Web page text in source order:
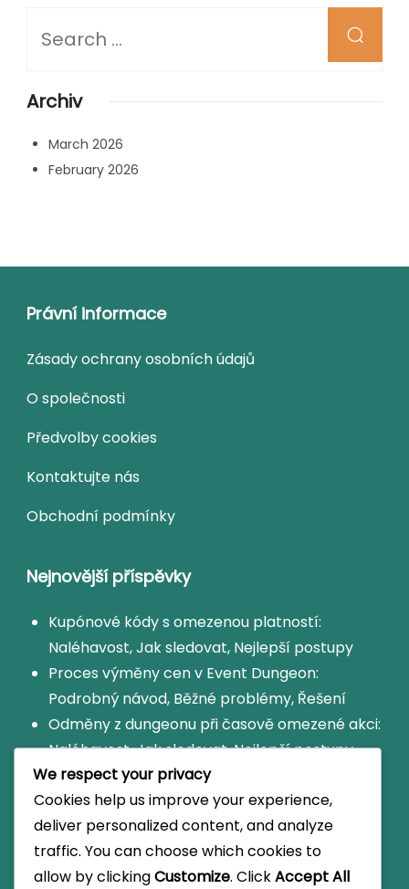
for
Archiv
March 2026
February 2026
Právní informace
Zásady ochrany osobních údajů
O společnosti
Předvolby cookies
Kontaktujte nás
Obchodní podmínky
Nejnovější příspěvky
Kupónové kódy s omezenou platností:
Naléhavost, Jak sledovat, Nejlepší postupy
Proces výměny cen v Event Dungeon:
Podrobný návod, Běžné problémy, Řešení
Odměny z dungeonu při časově omezené akci:
Naléhavost, Jak sledovat, Nejlepší postupy
Kódy kupónů pro herní akce: Požadavky na
účast, Odměny, Expirace
Kalendář odměn pro Dungeony: Sledování
odměn, Plánování, Připomínky
We respect your privacy
Cookies help us improve your experience,
deliver personalized content, and analyze
traffic. You can choose which cookies to
allow by clickingCustomize. ClickAccept All